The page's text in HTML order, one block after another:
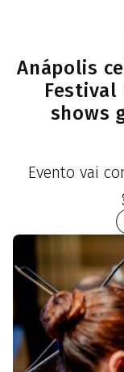
Anápolis
Festival
shows
Evento vai